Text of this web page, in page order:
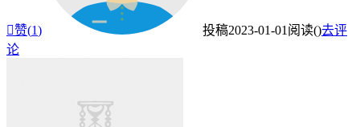
赞(1) 投稿2023-01-01 阅读()去评
论